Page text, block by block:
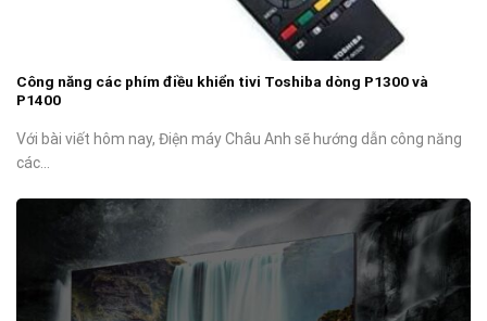
Công năng các phím điều khiển tivi Toshiba dòng P1300 và
P1400
Với bài viết hôm nay, Điện máy Châu Anh sẽ hướng dẫn công năng
các...